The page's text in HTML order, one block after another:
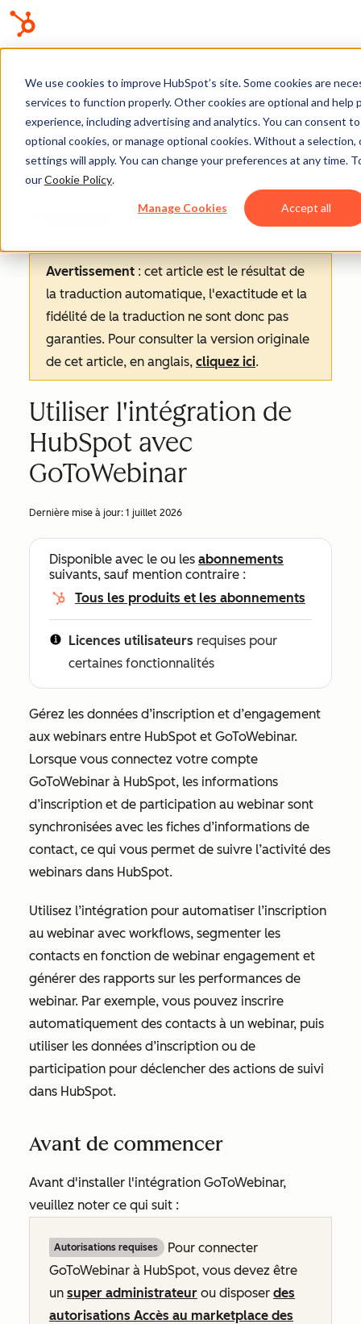
We use cookies to improve HubSpot’s site. Some cookies are
services to function properly. Other cookies are optional and help
experience, including advertising and analytics. You can consent
optional cookies, or manage optional cookies. Without a
settings will apply. You can change your preferences at any time.
ourCookie Policy.
Manage Cookies Accept all
Base de connaissances
Avertissement : cet article est le résultat de
la traduction automatique, l'exactitude et la
fidélité de la traduction ne sont donc pas
garanties. Pour consulter la version originale
de cet article, en anglais, cliquez ici.
Utiliser l'intégration de
HubSpot avec
GoToWebinar
Dernière mise à jour: 1 juillet 2026
Disponible avec le ou les abonnements
suivants, sauf mention contraire :
Tous les produits et les abonnements
Licences utilisateurs requises pour
certaines fonctionnalités
Gérez les données d’inscription et d’engagement
aux webinars entre HubSpot et GoToWebinar.
Lorsque vous connectez votre compte
GoToWebinar à HubSpot, les informations
d’inscription et de participation au webinar sont
synchronisées avec les fiches d’informations de
contact, ce qui vous permet de suivre l’activité des
webinars dans HubSpot.
Utilisez l’intégration pour automatiser l’inscription
au webinar avec workflows, segmenter les
contacts en fonction de webinar engagement et
générer des rapports sur les performances de
webinar. Par exemple, vous pouvez inscrire
automatiquement des contacts à un webinar, puis
utiliser les données d’inscription ou de
participation pour déclencher des actions de suivi
dans HubSpot.
Avant de commencer
Avant d'installer l'intégration GoToWebinar,
veuillez noter ce qui suit :
Autorisations requises
Pour connecter
GoToWebinar à HubSpot, vous devez être
un super administrateur ou disposer des
autorisations Accès au marketplace des